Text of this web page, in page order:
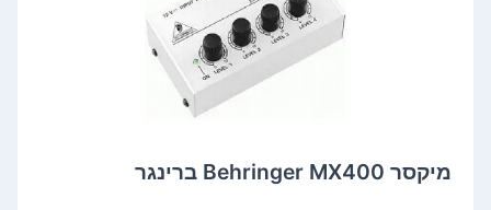
‏מיקסר Behringer MX400 ברינגר